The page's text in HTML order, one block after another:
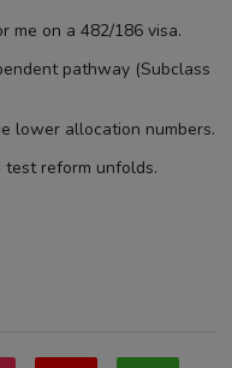
me on a 482/186 visa.
pathway (Subclass
lower allocation numbers.
reform unfolds.